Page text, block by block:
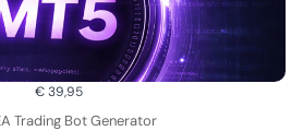
€ 39,95
Trading Bot Generator